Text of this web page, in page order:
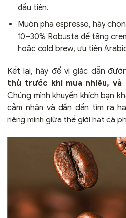
đầu tiên.
Muốn pha espresso, hãy
10–30% Robusta để tăng
hoặc cold brew, ưu tiên
Kết lại, hãy để vị giác dẫn
thử trước khi mua nhiều, và
Chúng mình khuyến khích bạn
cảm nhận và dần dần tìm ra
riêng mình giữa thế giới hạt cà